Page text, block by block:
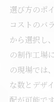
選び方のポ
コストのバ
から選択し
の制作工場
の現場では
な数とデザ
配が可能です